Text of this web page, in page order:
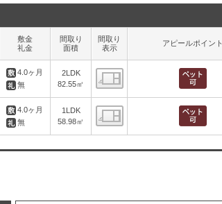
敷金
礼金
間取り
面積
間取り
表示
アピールポイント
4.0ヶ月
無
2LDK
82.55㎡
間取り表示
4.0ヶ月
無
1LDK
58.98㎡
間取り表示